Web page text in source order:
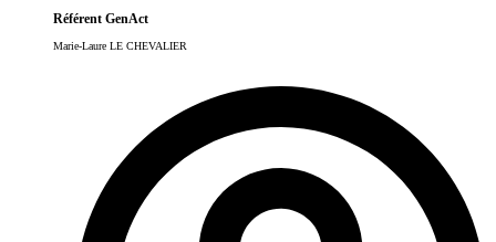
Référent GenAct
Marie-Laure LE CHEVALIER